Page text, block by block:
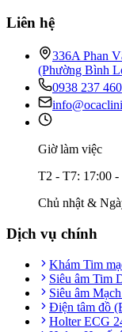
Liên hệ
336A Phan
(Phường Bình
0938 237 460
Giờ làm việc
T2 - T7: 17:00 -
Chủ nhật &
Dịch vụ chính
Khám Tim
Siêu âm Tim
Siêu âm
Điện tâm đồ
Holter ECG